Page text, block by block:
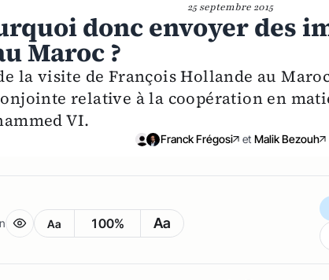
25 septembre 2015
donc envoyer des
Maroc ?
la visite de François Hollande au
relative à la coopération en
VI.
Franck Frégosi et Malik Bezouh
Aa 100% Aa